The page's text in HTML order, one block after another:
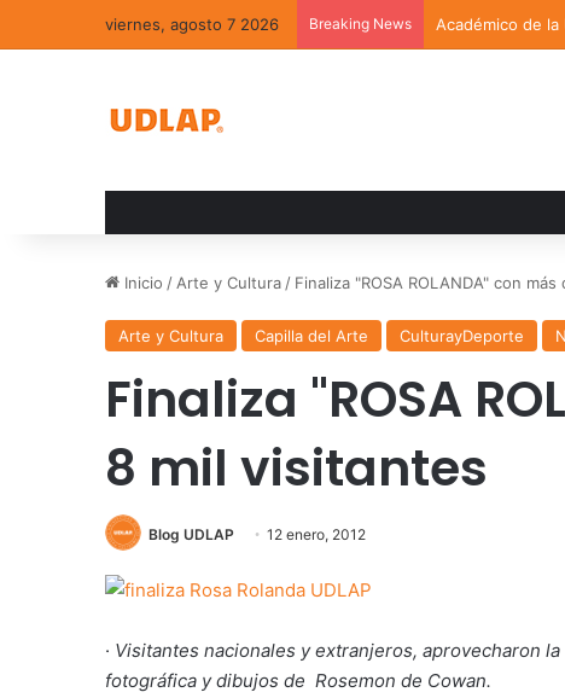
viernes, agosto 7 2026 Breaking News Académico de
Inicio / Arte y Cultura / Finaliza "ROSA ROLANDA" con
Arte y Cultura Capilla del Arte CulturayDeporte
Finaliza "ROSA
8 mil visitantes
Blog UDLAP 12 enero, 2012
· Visitantes nacionales y extranjeros, aprovecharon
fotográfica y dibujos de Rosemon de Cowan.